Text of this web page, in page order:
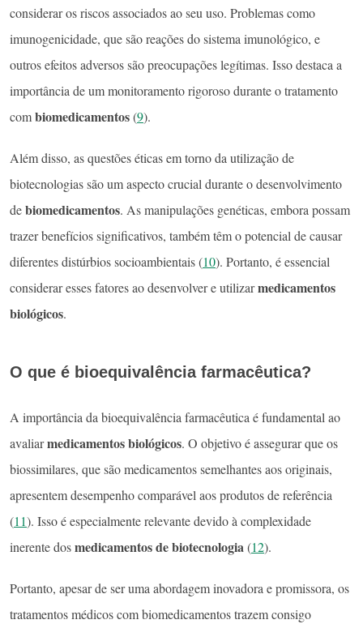
considerar os riscos associados ao seu uso. Problemas como
imunogenicidade, que são reações do sistema imunológico, e
outros efeitos adversos são preocupações legítimas. Isso destaca a
importância de um monitoramento rigoroso durante o tratamento
combiomedicamentos(9).
Além disso, as questões éticas em torno da utilização de
biotecnologias são um aspecto crucial durante o desenvolvimento
debiomedicamentos. As manipulações genéticas, embora possam
trazer benefícios significativos, também têm o potencial de causar
diferentes distúrbios socioambientais (10). Portanto, é essencial
considerar esses fatores ao desenvolver e utilizarmedicamentos
biológicos.
O que é bioequivalência farmacêutica?
A importância da bioequivalência farmacêutica é fundamental ao
avaliarmedicamentos biológicos. O objetivo é assegurar que os
biossimilares, que são medicamentos semelhantes aos originais,
apresentem desempenho comparável aos produtos de referência
(11). Isso é especialmente relevante devido à complexidade
inerente dosmedicamentos de biotecnologia(12).
Portanto, apesar de ser uma abordagem inovadora e promissora, os
tratamentos médicos com biomedicamentos trazem consigo